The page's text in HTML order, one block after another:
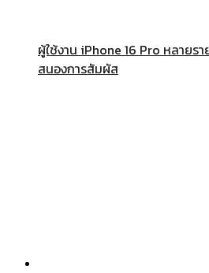
ผู้ใช้งาน iPhone 16 Pro หลาย
สนองการสัมผัส